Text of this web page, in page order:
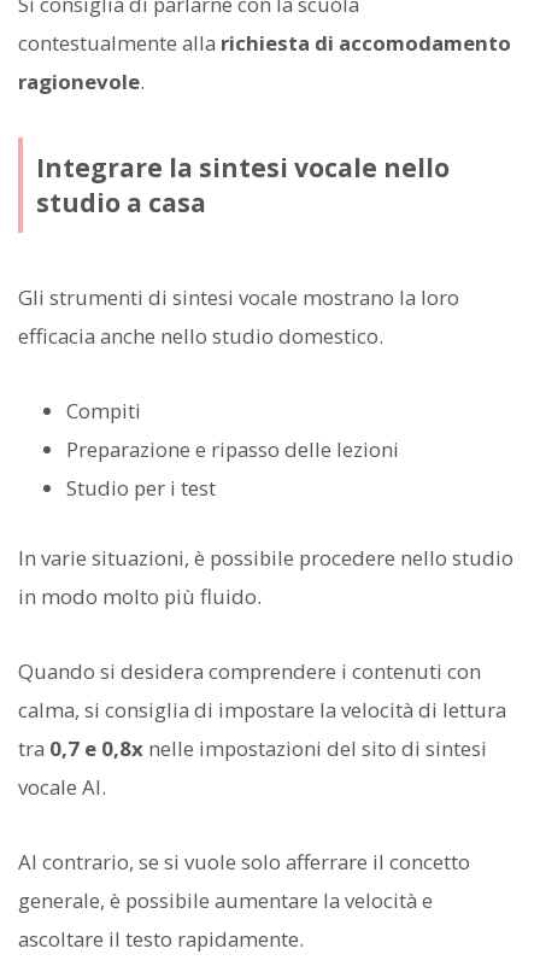
contestualmente alla richiesta di accomodamento
ragionevole.
Integrare la sintesi vocale nello
studio a casa
Gli strumenti di sintesi vocale mostrano la loro
efficacia anche nello studio domestico.
Compiti
Preparazione e ripasso delle lezioni
Studio per i test
In varie situazioni, è possibile procedere nello studio
in modo molto più fluido.
Quando si desidera comprendere i contenuti con
calma, si consiglia di impostare la velocità di lettura
tra 0,7 e 0,8x nelle impostazioni del sito di sintesi
vocale AI.
Al contrario, se si vuole solo afferrare il concetto
generale, è possibile aumentare la velocità e
ascoltare il testo rapidamente.